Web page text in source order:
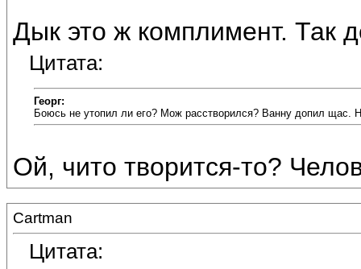
Дык это ж комплимент. Так
Цитата:
Георг:
Боюсь не утопил ли его? Мож расстворился? Ванну допил щас.
Ой, чито творится-то?
Cartman
Цитата: